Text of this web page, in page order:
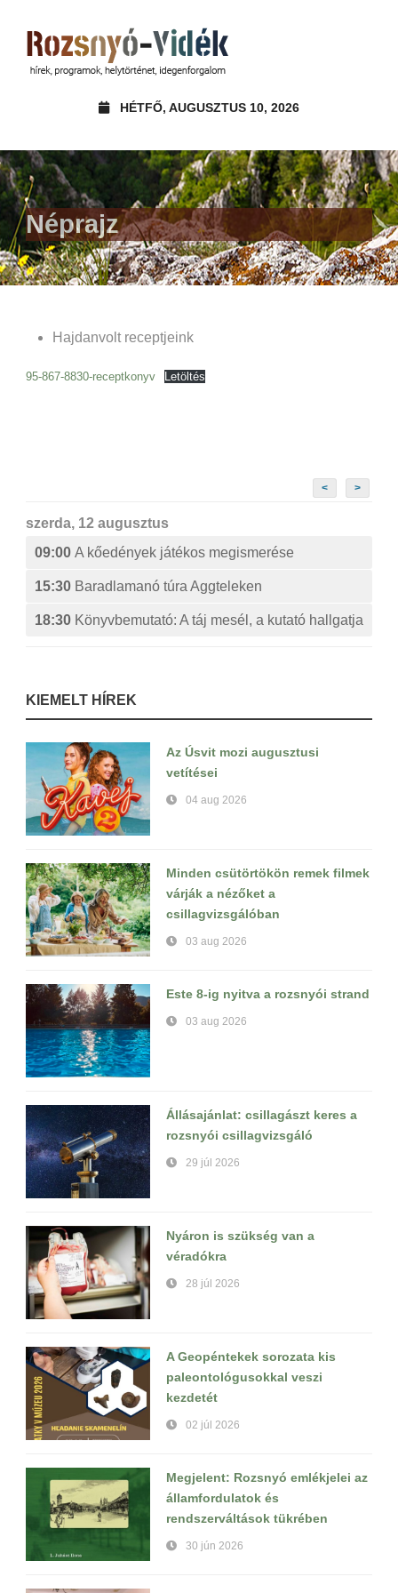
HÉTFŐ, AUGUSZTUS 10, 2026
Néprajz
Hajdanvolt receptjeink
95-867-8830-receptkonyv Letöltés
< >
szerda, 12 augusztus
09:00 A kőedények játékos megismerése
15:30 Baradlamanó túra Aggteleken
18:30 Könyvbemutató: A táj mesél, a kutató hallgatja
KIEMELT HÍREK
Az Úsvit mozi augusztusi
vetítései
04 aug 2026
Minden csütörtökön remek filmek
várják a nézőket a
csillagvizsgálóban
03 aug 2026
Este 8-ig nyitva a rozsnyói strand
03 aug 2026
Állásajánlat: csillagászt keres a
rozsnyói csillagvizsgáló
29 júl 2026
Nyáron is szükség van a
véradókra
28 júl 2026
A Geopéntekek sorozata kis
paleontológusokkal veszi
kezdetét
02 júl 2026
Megjelent: Rozsnyó emlékjelei az
államfordulatok és
rendszerváltások tükrében
30 jún 2026